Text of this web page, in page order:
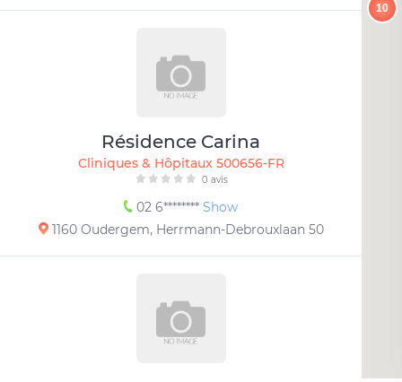
Résidence Carina
Cliniques & Hôpitaux 500656-FR
0 avis
02 6******** Show
1160 Oudergem, Herrmann-Debrouxlaan 50
10